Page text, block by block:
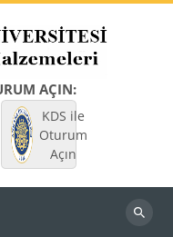
AÇIN:
KDS ile
Oturum
Açın
Dersleri